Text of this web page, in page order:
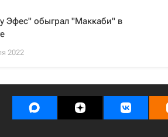
Эфес" обыграл "Маккаби" в
2022